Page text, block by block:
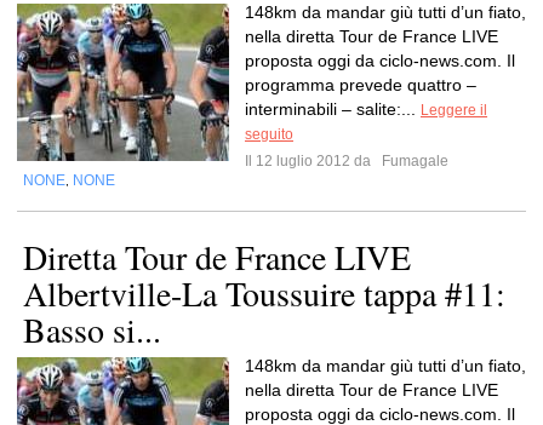
148km da mandar giù tutti d’un fiato,
nella diretta Tour de France LIVE
proposta oggi da ciclo-news.com. Il
programma prevede quattro –
interminabili – salite:...
Leggere il
seguito
Il 12 luglio 2012 da
Fumagale
NONE NONE
Diretta Tour de France LIVE
Albertville-La Toussuire tappa #11:
Basso si...
148km da mandar giù tutti d’un fiato,
nella diretta Tour de France LIVE
proposta oggi da ciclo-news.com. Il